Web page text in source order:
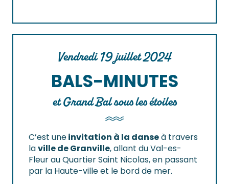
Vendredi 19 juillet 2024
BALS-MINUTES
et Grand Bal sous les étoiles
C’est uneinvitation à la danseà travers
laville de Granville, allant du Val-es-
Fleur au Quartier Saint Nicolas, en passant
par la Haute-ville et le bord de mer.